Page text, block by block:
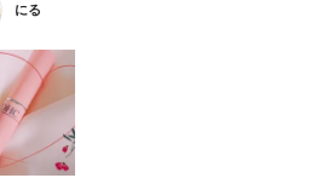
にる